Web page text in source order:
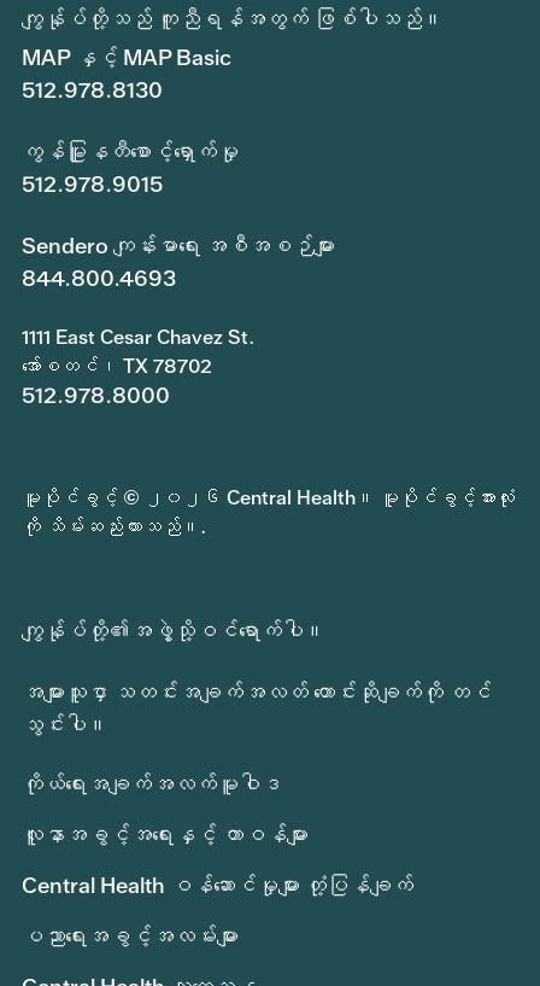
ကျွန်ုပ်တို့သည် ကူညီရန်အတွက် ဖြစ်ပါသည်။
MAP နှင့် MAP Basic
512.978.8130
ကွန်မြူနတီစောင့်ရှောက်မှု
512.978.9015
Sendero ကျန်းမာရေး အစီအစဉ်များ
844.800.4693
1111 East Cesar Chavez St.
အော်စတင်၊ TX 78702
512.978.8000
မူပိုင်ခွင့် © ၂၀၂၆ Central Health။ မူပိုင်ခွင့်အားလုံး
ကို သိမ်းဆည်းထားသည်။.
ကျွန်ုပ်တို့၏အဖွဲ့သို့ဝင်ရောက်ပါ။
အများသူငှာ သတင်းအချက်အလတ် တောင်းဆိုချက်ကို တင်
သွင်းပါ။
ကိုယ်ရေးအချက်အလက်မူဝါဒ
လူနာအခွင့်အရေးနှင့် တာဝန်များ
Central Health ဝန်ဆောင်မှုများ တုံ့ပြန်ချက်
ပညာရေးအခွင့်အလမ်းများ